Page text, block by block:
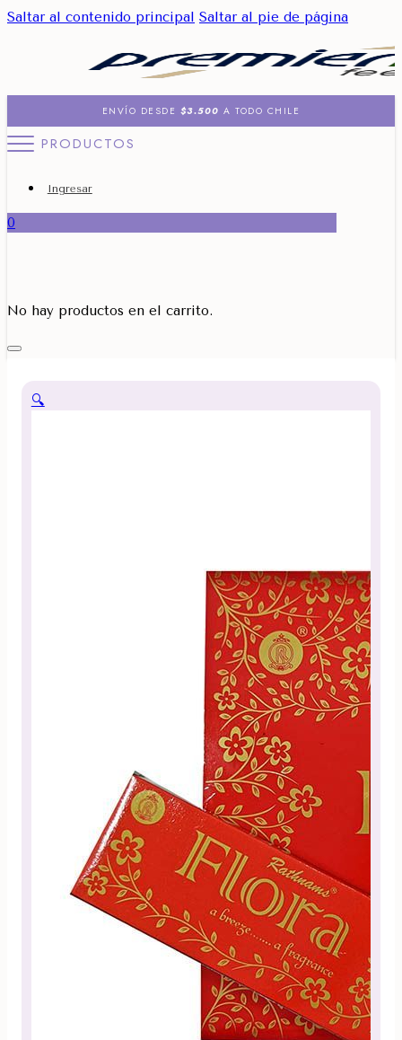
Saltar al contenido principal Saltar al pie de página
ENVÍO DESDE $3.500 A TODO CHILE
PRODUCTOS
Ingresar
0
No hay productos en el carrito.
🔍